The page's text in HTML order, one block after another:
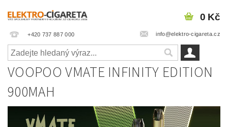
+420 737 887 000 info@elektro-cigareta.cz
0 Kč
VOOPOO VMATE INFINITY EDITION
900MAH